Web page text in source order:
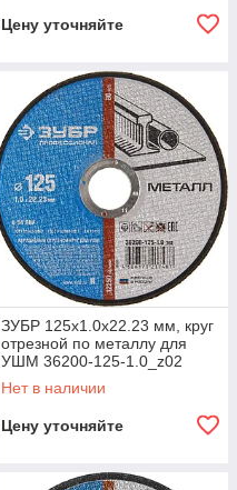
Цену уточняйте
ЗУБР 125х1.0х22.23 мм, круг
отрезной по металлу для
УШМ 36200-125-1.0_z02
Профессионал
Нет в наличии
Цену уточняйте